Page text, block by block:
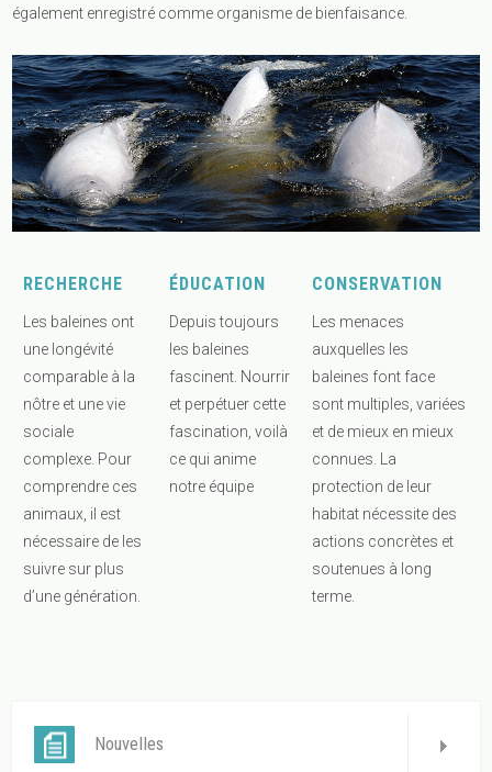
également enregistré comme organisme de bienfaisance.
RECHERCHE ÉDUCATION CONSERVATION
Les baleines ont
une longévité
comparable à la
nôtre et une vie
sociale
complexe. Pour
comprendre ces
animaux, il est
nécessaire de les
suivre sur plus
d’une génération.
Depuis toujours
les baleines
fascinent. Nourrir
et perpétuer cette
fascination, voilà
ce qui anime
notre équipe
Les menaces
auxquelles les
baleines font face
sont multiples, variées
et de mieux en mieux
connues. La
protection de leur
habitat nécessite des
actions concrètes et
soutenues à long
terme.
Nouvelles